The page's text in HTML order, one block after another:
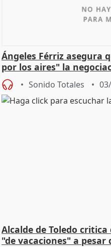
Ángeles Férriz asegura
por los aires" la
SMA
Sonido Totales
Alcalde de Toledo
"de vacaciones" a